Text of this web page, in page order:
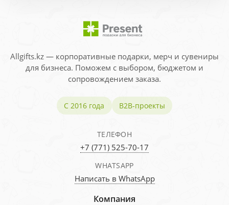
Allgifts.kz — корпоративные подарки, мерч и сувениры
для бизнеса. Поможем с выбором, бюджетом и
сопровождением заказа.
С 2016 года B2B-проекты
ТЕЛЕФОН
+7 (771) 525-70-17
WHATSAPP
Написать в WhatsApp
Компания